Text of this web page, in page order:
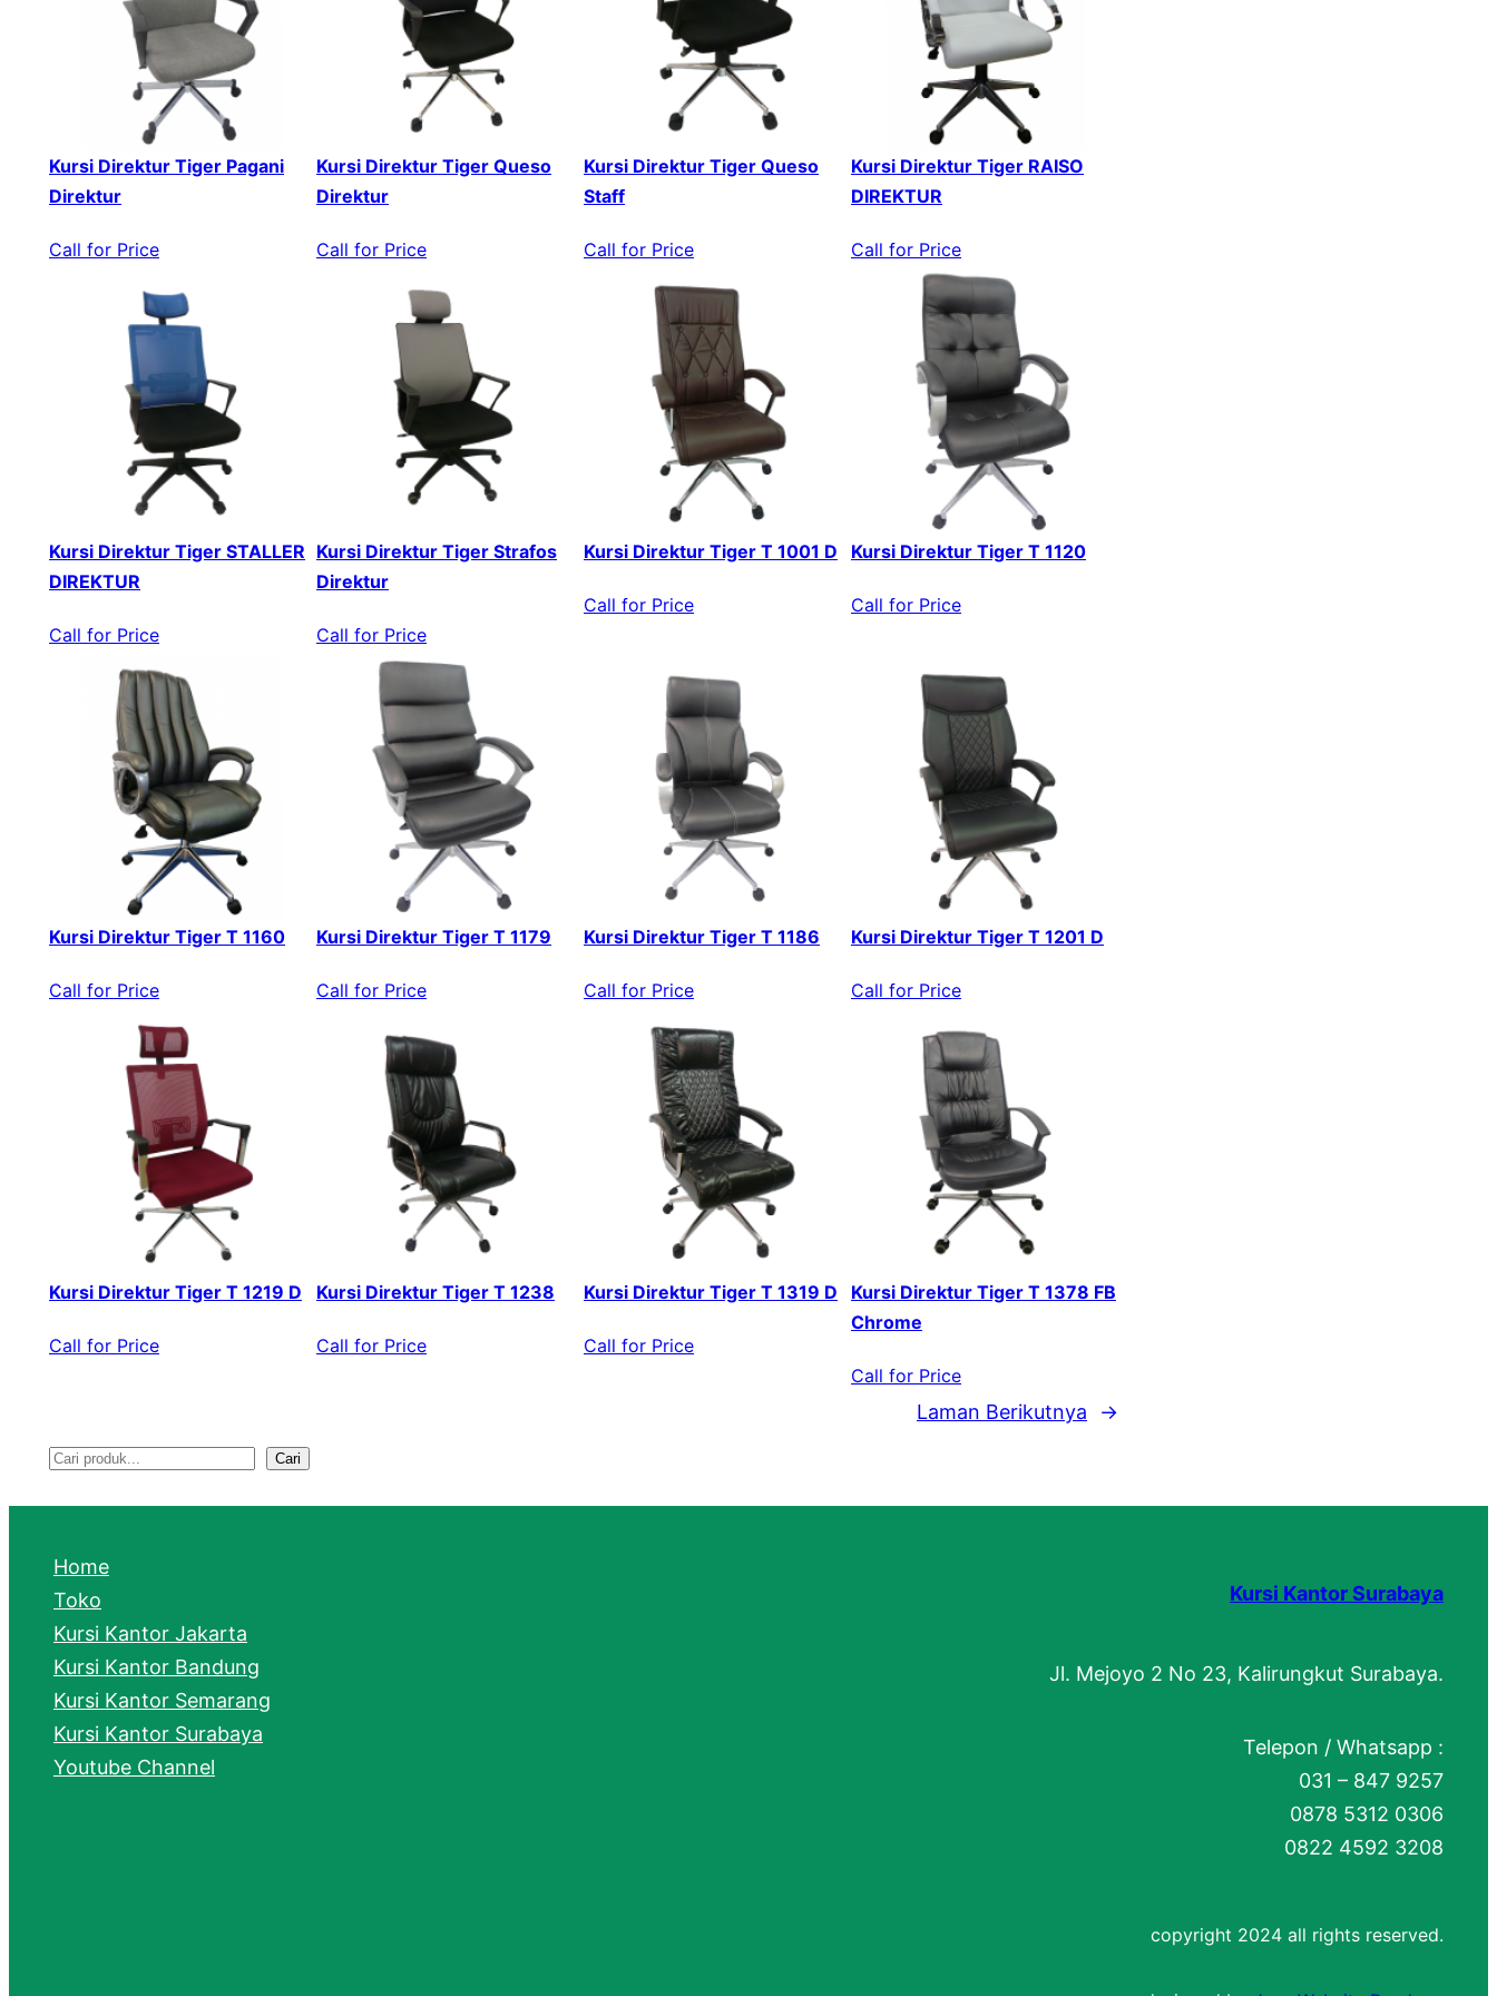
Kursi Direktur Tiger Pagani
Direktur
Call for Price
Kursi Direktur Tiger Queso
Direktur
Call for Price
Kursi Direktur Tiger Queso
Staff
Call for Price
Kursi Direktur Tiger RAISO
DIREKTUR
Call for Price
Kursi Direktur Tiger STALLER
DIREKTUR
Call for Price
Kursi Direktur Tiger Strafos
Direktur
Call for Price
Kursi Direktur Tiger T 1001 D
Call for Price
Kursi Direktur Tiger T 1120
Call for Price
Kursi Direktur Tiger T 1160
Call for Price
Kursi Direktur Tiger T 1179
Call for Price
Kursi Direktur Tiger T 1186
Call for Price
Kursi Direktur Tiger T 1201 D
Call for Price
Kursi Direktur Tiger T 1219 D
Call for Price
Kursi Direktur Tiger T 1238
Call for Price
Kursi Direktur Tiger T 1319 D
Call for Price
Kursi Direktur Tiger T 1378 FB
Chrome
Call for Price
Laman Berikutnya →
S
e
a
r
c
h
Cari
Home
Toko
Kursi Kantor Jakarta
Kursi Kantor Bandung
Kursi Kantor Semarang
Kursi Kantor Surabaya
Youtube Channel
Kursi Kantor Surabaya
Jl. Mejoyo 2 No 23, Kalirungkut Surabaya.
Telepon / Whatsapp :
031 – 847 9257
0878 5312 0306
0822 4592 3208
copyright 2024 all rights reserved.